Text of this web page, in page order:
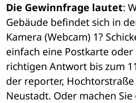
Die Gewinnfrage lautet:
Gebäude befindet sich in
Kamera (Webcam) 1?
einfach eine Postkarte
richtigen Antwort bis zum
der reporter, Hochtorstraße